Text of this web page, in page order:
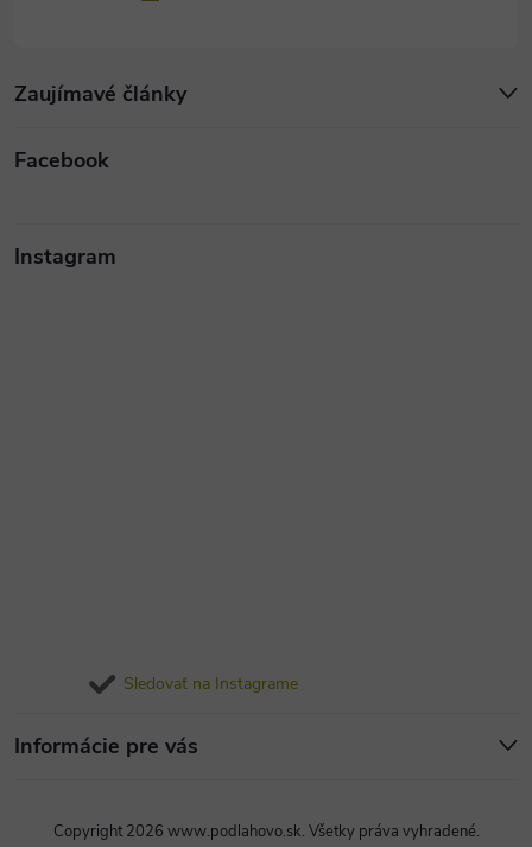
Zaujímavé články
Facebook
Instagram
Sledovať na Instagrame
Informácie pre vás
Copyright 2026 www.podlahovo.sk. Všetky práva vyhradené.